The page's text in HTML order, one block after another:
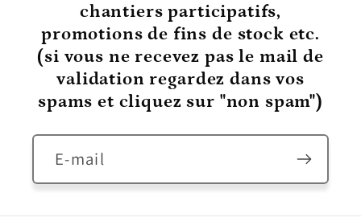
chantiers participatifs,
promotions de fins de stock etc.
(si vous ne recevez pas le mail de
validation regardez dans vos
spams et cliquez sur "non spam")
E-mail